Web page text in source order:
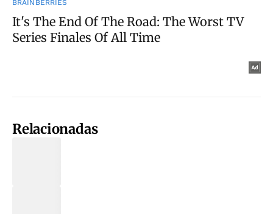
Relacionadas